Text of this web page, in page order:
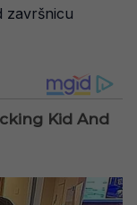
završnicu